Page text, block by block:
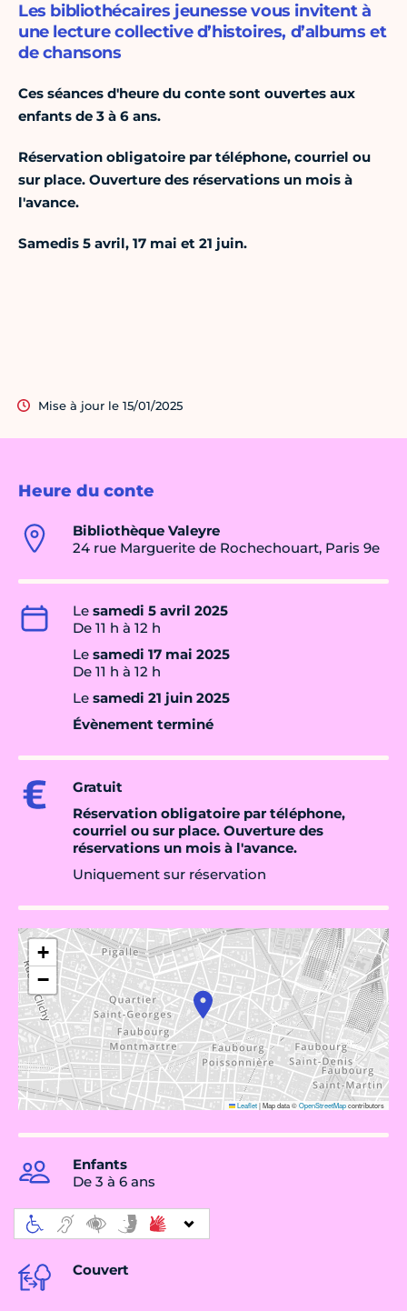
Heure du conte
Bibliothèque Valeyre
24 rue Marguerite de Rochechouart, Paris 9e
Le samedi 5 avril 2025
De 11 h à 12 h
Le samedi 17 mai 2025
De 11 h à 12 h
Le samedi 21 juin 2025
Évènement terminé
Gratuit
Réservation obligatoire par téléphone,
courriel ou sur place. Ouverture des
réservations un mois à l'avance.
Uniquement sur réservation
+
−
Leaflet|Map data ©OpenStreetMapcontributors
Enfants
De 3 à 6 ans
Couvert
Les bibliothécaires jeunesse vous invitent à
une lecture collective d’histoires, d’albums et
de chansons
Ces séances d'heure du conte sont ouvertes aux
enfants de 3 à 6 ans.
Réservation obligatoire par téléphone, courriel ou
sur place. Ouverture des réservations un mois à
l'avance.
Samedis 5 avril, 17 mai et 21 juin.
Mise à jour le 15/01/2025